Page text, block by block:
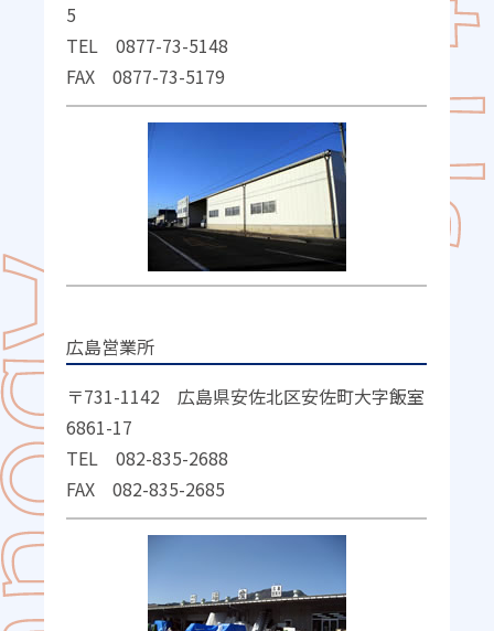
5
TEL 0877-73-5148
FAX 0877-73-5179
広島営業所
〒731-1142 広島県安佐北区安佐町大字飯室
6861-17
TEL 082-835-2688
FAX 082-835-2685